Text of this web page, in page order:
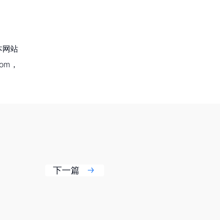
网站
，
下一篇